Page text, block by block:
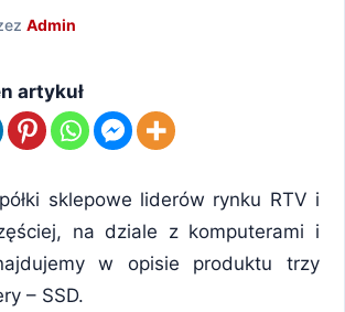
Admin
artykuł
sklepowe liderów rynku RTV i
na dziale z komputerami i
w opisie produktu trzy
– SSD.